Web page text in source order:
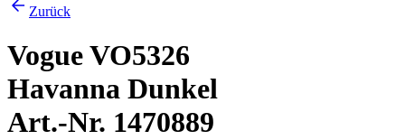
Zurück
Vogue VO5326
Havanna Dunkel
Art.-Nr. 1470889